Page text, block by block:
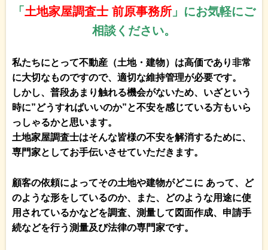
「土地家屋調査士 前原事務所 」にお気軽にご
相談ください。
私たちにとって不動産（土地・建物）は高価であり非常
に大切なものですので、適切な維持管理が必要です。
しかし、普段あまり触れる機会がないため、いざという
時に”どうすればいいのか”と不安を感じている方もいら
っしゃるかと思います。
土地家屋調査士はそんな皆様の不安を解消するために、
専門家としてお手伝いさせていただきます。
顧客の依頼によってその土地や建物がどこに あって、ど
のような形をしているのか、また、どのような用途に使
用されているかなどを調査、測量して図面作成、申請手
続などを行う測量及び法律の専門家です。